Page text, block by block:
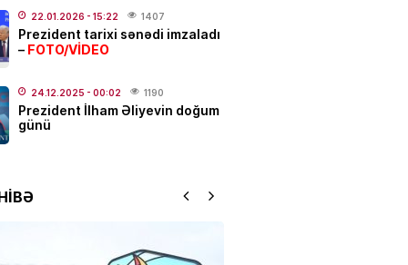
Ad günü keçirilən generalın
oldu
sabiq nazir vəfat
22.01.2026 - 15:22 1407
Prezident tarixi sənədi imzaladı
– FOTO/VİDEO
24.12.2025 - 00:02 1190
Prezident İlham Əliyevin doğum
günü